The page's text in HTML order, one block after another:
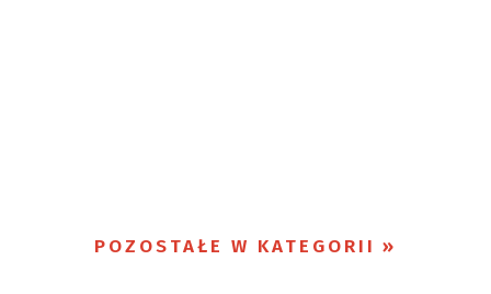
POZOSTAŁE W KATEGORII